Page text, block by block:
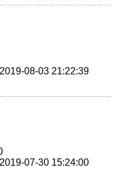
2019-08-03 21:22:39
2019-07-30 15:24:00